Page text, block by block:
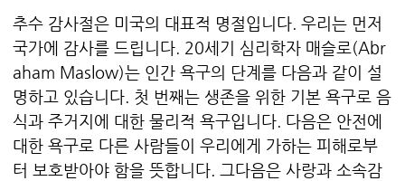
추수 감사절은 미국의 대표적 명절입니다. 우리는 먼저
국가에 감사를 드립니다. 20세기 심리학자 매슬로(Abr
aham Maslow)는 인간 욕구의 단계를 다음과 같이 설
명하고 있습니다. 첫 번째는 생존을 위한 기본 욕구로 음
식과 주거지에 대한 물리적 욕구입니다. 다음은 안전에
대한 욕구로 다른 사람들이 우리에게 가하는 피해로부
터 보호받아야 함을 뜻합니다. 그다음은 사랑과 소속감